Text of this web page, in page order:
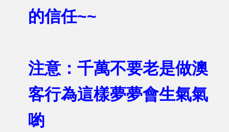
的信任~~
注意：千萬不要老是做澳
客行為這樣夢夢會生氣氣
喲